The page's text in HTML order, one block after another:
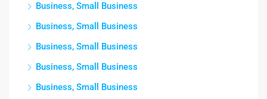
Business, Small Business
Business, Small Business
Business, Small Business
Business, Small Business
Business, Small Business